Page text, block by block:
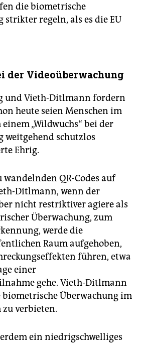
die biometrische
strikter regeln, als es die EU
der Videoüberwachung
und Vieth-Ditlmann fordern
heute seien Menschen im
„Wildwuchs“ bei der
weitgehend schutzlos
Ehrig.
wandelnden QR-Codes auf
Ditlmann, wenn der
nicht restriktiver agiere als
Überwachung, zum
werde die
Raum aufgehoben,
führen, etwa
einer
gehe. Vieth-Ditlmann
Überwachung im
verbieten.
ein niedrigschwelliges